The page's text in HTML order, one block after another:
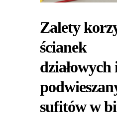
Zalety
ścianek
działowych
sufitów w